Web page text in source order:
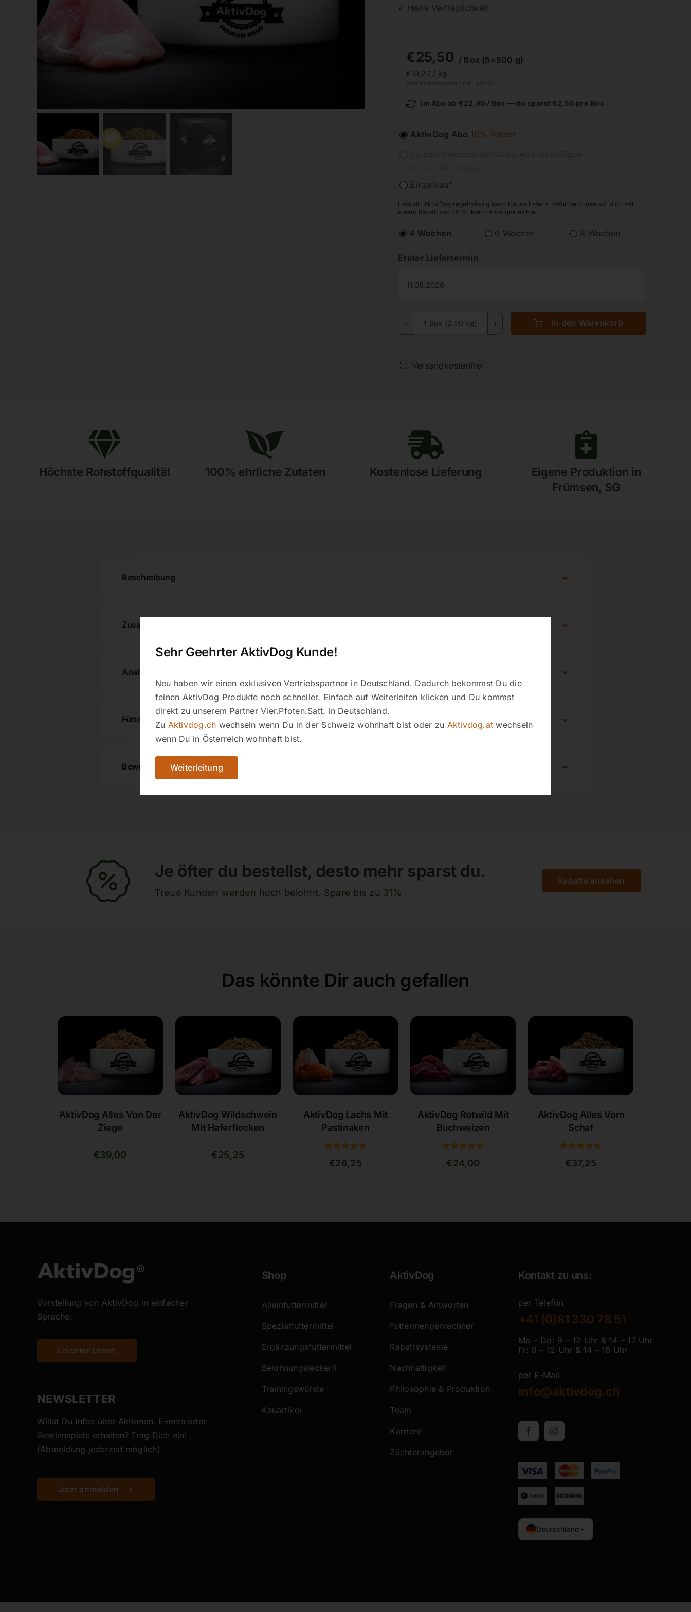
✓ Hohe Verträglichkeit
€25,50 / Box (5×500 g)
€10,20 / kg
Im Abo ab €22,95 / Box — du sparst €2,55 pro Box
AktivDog Abo 10% Rabatt
Einzelkauf
Lass dir AktivDog regelmässig nach Hause liefern, dafür belohnen wir dich mit
einem Rabatt von 10 %. Mehr Infos gibt es hier.
4 Wochen 6 Wochen 8 Wochen
Erster Liefertermin
1 Box (2.50 kg) In den Warenkorb
Versandkostenfrei
Höchste Rohstoffqualität 100% ehrliche Zutaten Kostenlose Lieferung
Eigene Produktion in
Frümsen, SG
Beschreibung
Zusammensetzung
Analytische Bestandteile
Fütterungsempfehlung
Bewertungen
Je öfter du bestellst, desto mehr sparst du.
Treue Kunden werden hoch belohnt. Spare bis zu 31%
Rabatte ansehen
Das könnte Dir auch gefallen
AktivDog Alles Von Der
Ziege
€39,00
AktivDog Wildschwein
Mit Haferflocken
€25,25
AktivDog Lachs Mit
Pastinaken
Bewertet
mit4.86von
37
€26,25
AktivDog Rotwild Mit
Buchweizen
Bewertet
mit4.59von
56
€24,00
AktivDog Alles Vom
Schaf
Bewertet
mit4.65von
31€37,25
Vorstellung von AktivDog in einfacher
Sprache:
Leichter Lesen
NEWSLETTER
Willst Du Infos über Aktionen, Events oder
Gewinnspiele erhalten? Trag Dich ein!
(Abmeldung jederzeit möglich)
Jetzt anmelden
Shop
Alleinfuttermittel
Spezialfuttermittel
Ergänzungsfuttermittel
Belohnungsleckerli
Trainingswürste
Kauartikel
AktivDog
Fragen & Antworten
Futtermengenrechner
Rabattsysteme
Nachhaltigkeit
Philosophie & Produktion
Team
Karriere
Züchterangebot
Kontakt zu uns:
per Telefon
+41 (0)81 330 78 51
Mo – Do: 9 – 12 Uhr & 14 – 17 Uhr
Fr: 9 – 12 Uhr & 14 – 16 Uhr
per E-Mail
info@aktivdog.ch
Deutschland
Sehr Geehrter AktivDog Kunde!
Neu haben wir einen exklusiven Vertriebspartner in Deutschland. Dadurch bekommst Du die
feinen AktivDog Produkte noch schneller. Einfach auf Weiterleiten klicken und Du kommst
direkt zu unserem Partner Vier.Pfoten.Satt. in Deutschland.
Zu Aktivdog.ch wechseln wenn Du in der Schweiz wohnhaft bist oder zu Aktivdog.at wechseln
wenn Du in Österreich wohnhaft bist.
Weiterleitung